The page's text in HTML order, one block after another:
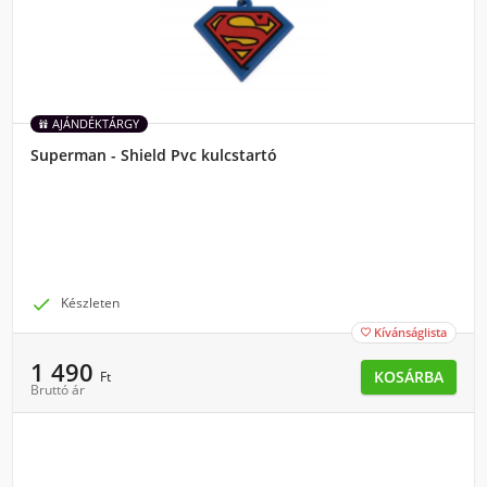
AJÁNDÉKTÁRGY
Superman - Shield Pvc kulcstartó
 Készleten
 Kívánságlista
1 490 Ft
Bruttó ár
KOSÁRBA